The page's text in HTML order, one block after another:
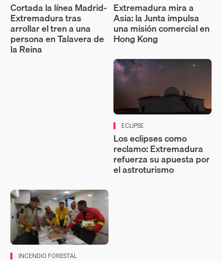
Cortada la línea Madrid-
Extremadura tras
arrollar el tren a una
persona en Talavera de
la Reina
Extremadura mira a
Asia: la Junta impulsa
una misión comercial en
Hong Kong
ECLIPSE
Los eclipses como
reclamo: Extremadura
refuerza su apuesta por
el astroturismo
INCENDIO FORESTAL